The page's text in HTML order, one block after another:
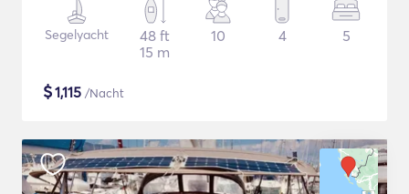
Segelyacht
48 ft
15 m
10 4 5
$1,115 /Nacht